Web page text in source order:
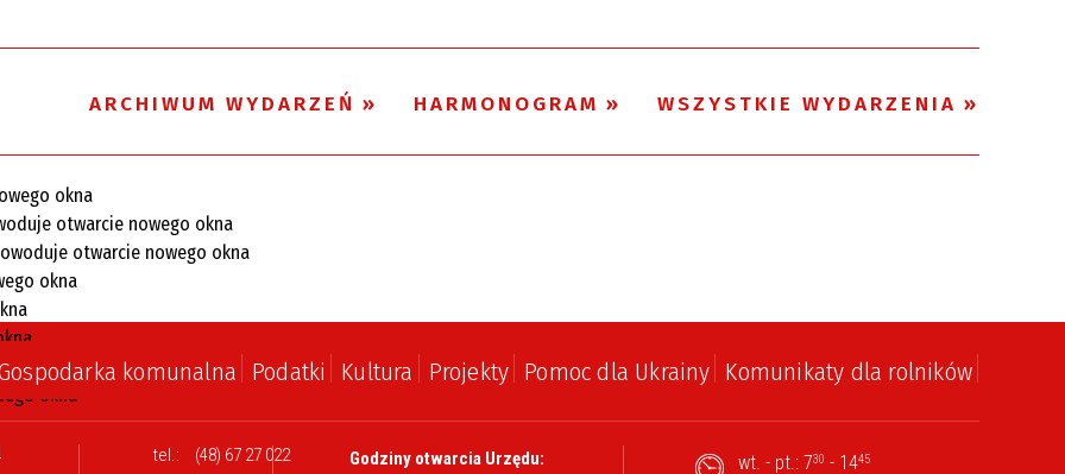
Miejsce
Organizator
WSZYSTKIE WYDARZENIA
HARMONOGRAM
ARCHIWUM WYDARZEŃ
komunalna Podatki Kultura Projekty Pomoc dla Ukrainy Komunikaty dla rolników
tel.: (48) 67 27 022 Godziny otwarcia Urzędu: wt. - pt.: 730 - 1445